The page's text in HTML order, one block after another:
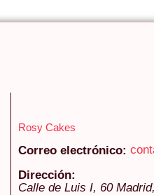
Rosy Cakes
Correo electrónico:
Dirección:
Calle de Luis I, 60 Madrid,